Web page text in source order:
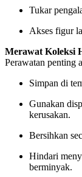
Tukar
Akses figur
Merawat Koleksi
Perawatan penting
Simpan di
Gunakan
kerusakan.
Bersihkan
Hindari
berminyak.